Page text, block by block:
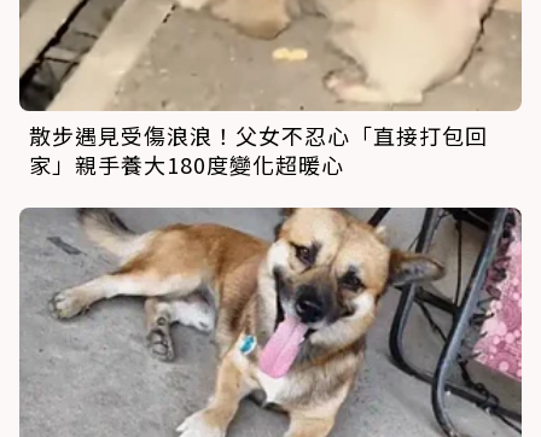
散步遇見受傷浪浪！父女不忍心「直接打包回
家」親手養大180度變化超暖心